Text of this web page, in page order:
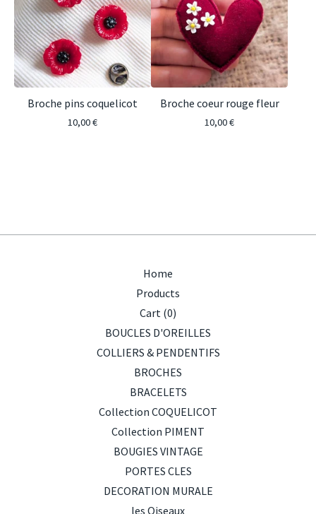
Broche pins coquelicot
10,00€
Broche coeur rouge fleur
10,00€
Home
Products
Cart (0)
BOUCLES D'OREILLES
COLLIERS & PENDENTIFS
BROCHES
BRACELETS
Collection COQUELICOT
Collection PIMENT
BOUGIES VINTAGE
PORTES CLES
DECORATION MURALE
les Oiseaux